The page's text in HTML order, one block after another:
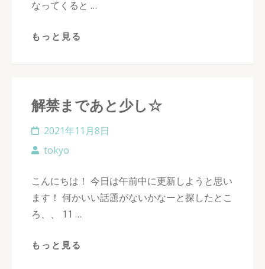
なってくると …
もっと見る
解禁まであと少し☆
2021年11月8日
tokyo
こんにちは！ 今日は午前中に更新しようと思い
ます！ 何かいい話題がないかなーと探したとこ
ろ、、 11 …
もっと見る